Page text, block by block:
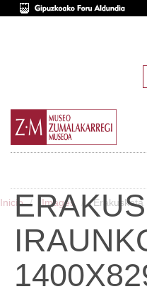
Inicio Images Erakusketa